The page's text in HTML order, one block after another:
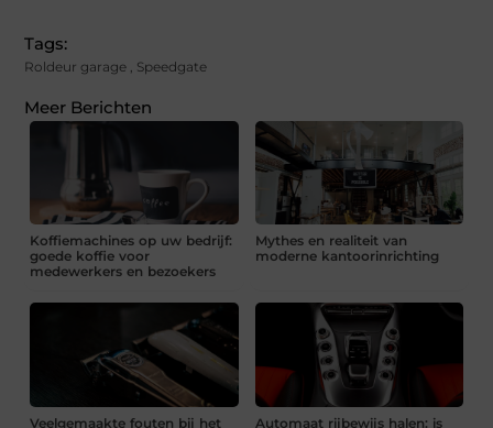
Tags:
Roldeur garage Speedgate
Meer Berichten
Koffiemachines op uw bedrijf:
goede koffie voor
medewerkers en bezoekers
Mythes en realiteit van
moderne kantoorinrichting
Veelgemaakte fouten bij het
Automaat rijbewijs halen: is